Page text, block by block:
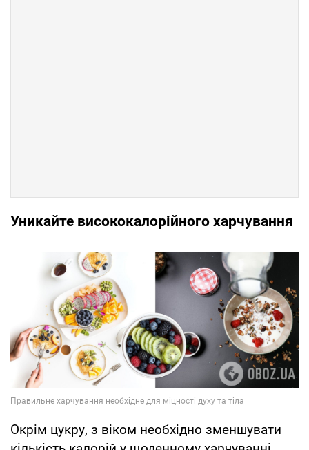
Уникайте висококалорійного харчування
Окрім цукру, з віком необхідно зменшувати